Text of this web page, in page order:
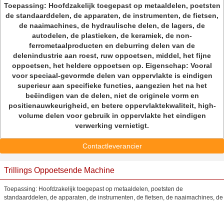
Toepassing: Hoofdzakelijk toegepast op metaaldelen, poetsten
de standaarddelen, de apparaten, de instrumenten, de fietsen,
de naaimachines, de hydraulische delen, de lagers, de
autodelen, de plastieken, de keramiek, de non-
ferrometaalproducten en deburring delen van de
delenindustrie aan roest, ruw oppoetsen, middel, het fijne
oppoetsen, het heldere oppoetsen op. Eigenschap: Vooral
voor speciaal-gevormde delen van oppervlakte is eindigen
superieur aan specifieke functies, aangezien het na het
beëindigen van de delen, niet de originele vorm en
positienauwkeurigheid, en betere oppervlaktekwaliteit, high-
volume delen voor gebruik in oppervlakte het eindigen
verwerking vernietigt.
Contactleverancier
Trillings Oppoetsende Machine
Toepassing: Hoofdzakelijk toegepast op metaaldelen, poetsten de
standaarddelen, de apparaten, de instrumenten, de fietsen, de naaimachines, de